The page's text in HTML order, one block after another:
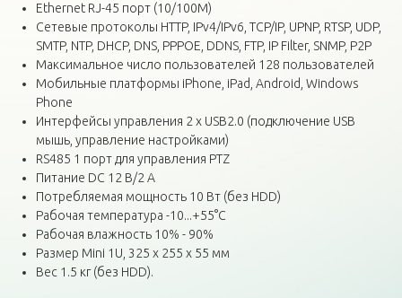
Ethernet RJ-45 порт (10/100M)
Сетевые протоколы HTTP, IPv4/IPv6, TCP/IP, UPNP, RTSP, UDP,
SMTP, NTP, DHCP, DNS, PPPOE, DDNS, FTP, IP Filter, SNMP, P2P
Максимальное число пользователей 128 пользователей
Мобильные платформы iPhone, iPad, Android, Windows
Phone
Интерфейсы управления 2 х USB2.0 (подключение USB
мышь, управление настройками)
RS485 1 порт для управления PTZ
Питание DC 12 В/2 A
Потребляемая мощность 10 Вт (без HDD)
Рабочая температура -10...+55°С
Рабочая влажность 10% - 90%
Размер Mini 1U, 325 x 255 х 55 мм
Вес 1.5 кг (без HDD).